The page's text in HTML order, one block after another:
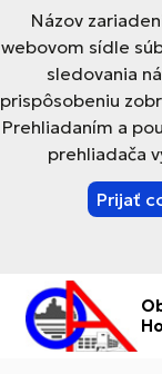
Názov
webovom sídle
sledovania
prispôsobeniu
Prehliadaním a
prehliadača
Prijať